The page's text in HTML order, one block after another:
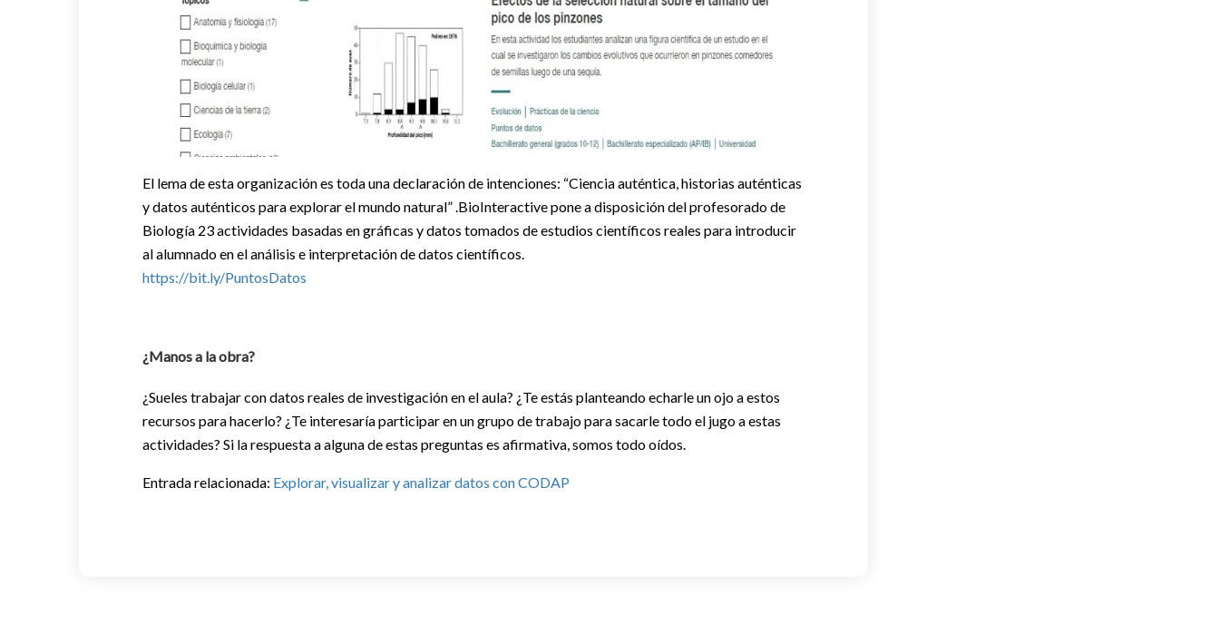
El lema de esta organización es toda una declaración de intenciones: “Ciencia auténtica, historias auténticas
y datos auténticos para explorar el mundo natural” .BioInteractive pone a disposición del profesorado de
Biología 23 actividades basadas en gráficas y datos tomados de estudios científicos reales para introducir
al alumnado en el análisis e interpretación de datos científicos.
https://bit.ly/PuntosDatos
¿Manos a la obra?
¿Sueles trabajar con datos reales de investigación en el aula? ¿Te estás planteando echarle un ojo a estos
recursos para hacerlo? ¿Te interesaría participar en un grupo de trabajo para sacarle todo el jugo a estas
actividades? Si la respuesta a alguna de estas preguntas es afirmativa, somos todo oídos.
Entrada relacionada: Explorar, visualizar y analizar datos con CODAP